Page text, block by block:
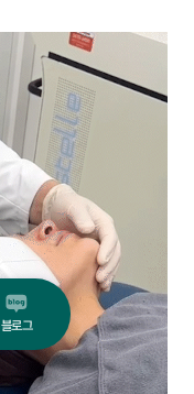
블로그